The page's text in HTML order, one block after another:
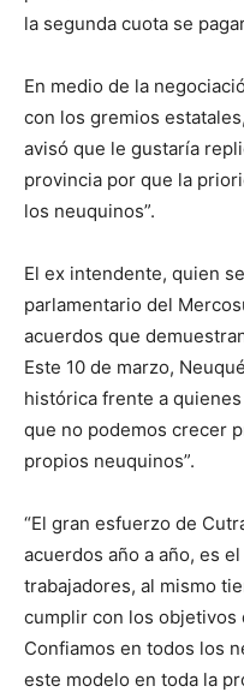
la segunda cuota se
En medio de la
con los gremios
avisó que le gustaría
provincia por que la
los neuquinos”.
El ex intendente, quien
parlamentario del
acuerdos que
Este 10 de marzo,
histórica frente a
que no podemos crecer
propios neuquinos”.
“El gran esfuerzo de
acuerdos año a año, es
trabajadores, al mismo
cumplir con los objetivos
Confiamos en todos los
este modelo en toda la